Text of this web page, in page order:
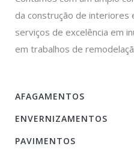
da construção de
serviços de excelência em
em trabalhos de
AFAGAMENTOS
ENVERNIZAMENTOS
PAVIMENTOS